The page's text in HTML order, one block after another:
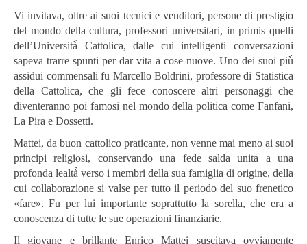
Vi invitava, oltre ai suoi tecnici e venditori, persone di prestigio
del mondo della cultura, professori universitari, in primis quelli
dell’Università̀ Cattolica, dalle cui intelligenti conversazioni
sapeva trarre spunti per dar vita a cose nuove. Uno dei suoi più̀
assidui commensali fu Marcello Boldrini, professore di Statistica
della Cattolica, che gli fece conoscere altri personaggi che
diventeranno poi famosi nel mondo della politica come Fanfani,
La Pira e Dossetti.
Mattei, da buon cattolico praticante, non venne mai meno ai suoi
principi religiosi, conservando una fede salda unita a una
profonda lealtà̀ verso i membri della sua famiglia di origine, della
cui collaborazione si valse per tutto il periodo del suo frenetico
«fare». Fu per lui importante soprattutto la sorella, che era a
conoscenza di tutte le sue operazioni finanziarie.
Il giovane e brillante Enrico Mattei suscitava ovviamente